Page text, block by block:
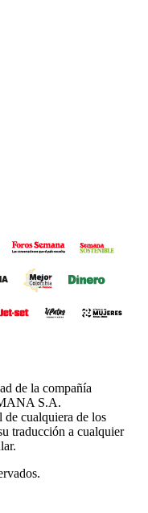
de la compañía
S.A.
de cualquiera de los
traducción a cualquier